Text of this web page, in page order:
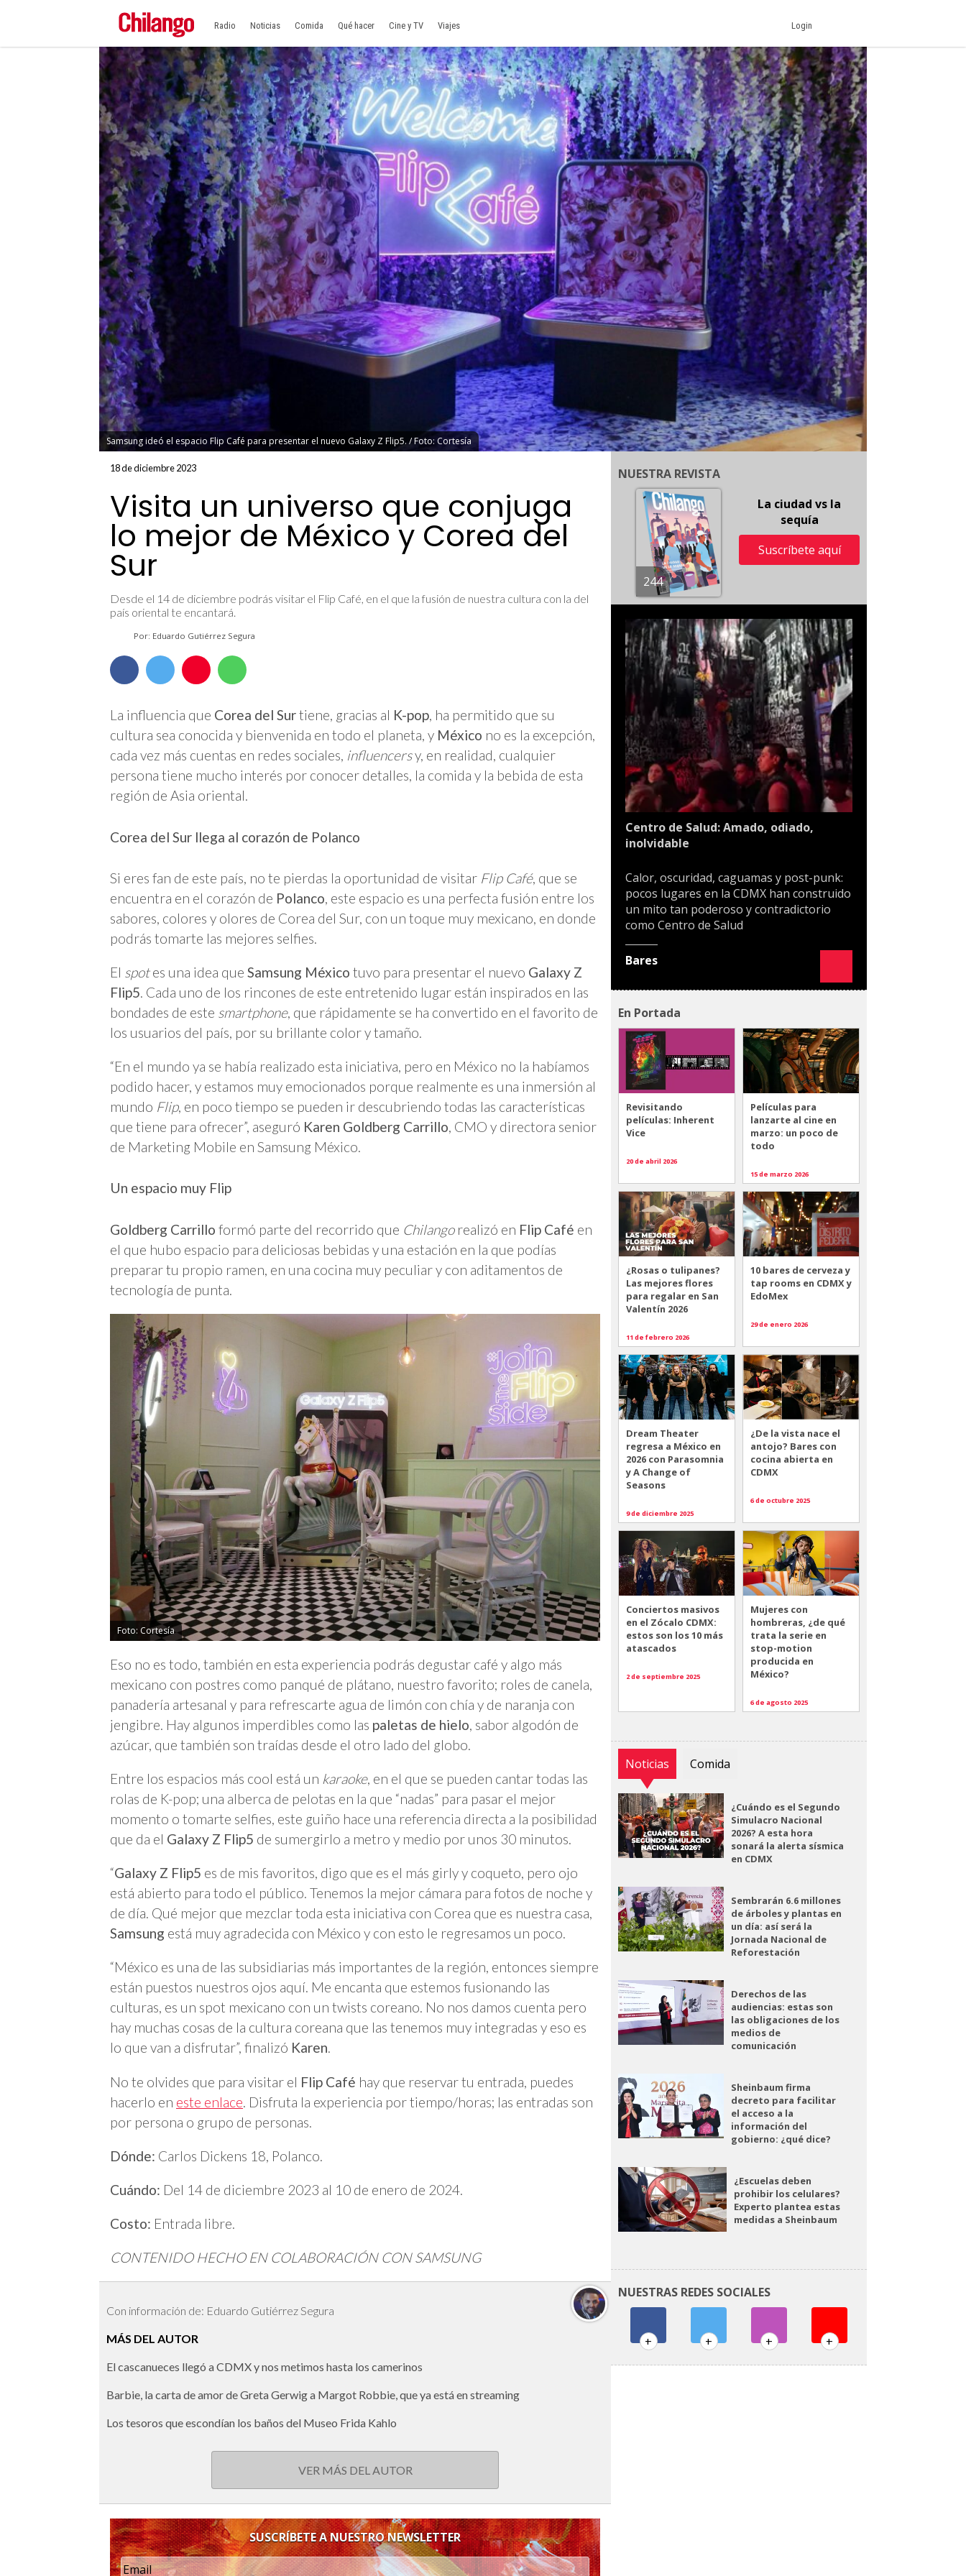
Radio Noticias Comida Qué hacer Cine y TV Viajes Login
Samsung ideó el espacio Flip Café para presentar el nuevo Galaxy Z Flip5. / Foto: Cortesía
18 de diciembre 2023
Visita un universo que conjuga
lo mejor de México y Corea del
Sur
Desde el 14 de diciembre podrás visitar el Flip Café, en el que la fusión de nuestra cultura con la del
país oriental te encantará.
Por: Eduardo Gutiérrez Segura
La influencia que Corea del Surtiene, gracias al K-pop, ha permitido que su
cultura sea conocida y bienvenida en todo el planeta, y México no es la excepción,
cada vez más cuentas en redes sociales, influencersy, en realidad, cualquier
persona tiene mucho interés por conocer detalles, la comida y la bebida de esta
región de Asia oriental.
Corea del Sur llega al corazón de Polanco
Si eres fan de este país, no te pierdas la oportunidad de visitar Flip Café, que se
encuentra en el corazón de Polanco, este espacio es una perfecta fusión entre los
sabores, colores y olores de Corea del Sur, con un toque muy mexicano, en donde
podrás tomarte las mejores selfies.
El spotes una idea que Samsung México tuvo para presentar el nuevo Galaxy Z
Flip5. Cada uno de los rincones de este entretenido lugar están inspirados en las
bondades de este smartphone, que rápidamente se ha convertido en el favorito de
los usuarios del país, por su brillante color y tamaño.
“En el mundo ya se había realizado esta iniciativa, pero en México no la habíamos
podido hacer, y estamos muy emocionados porque realmente es una inmersión al
mundo Flip, en poco tiempo se pueden ir descubriendo todas las características
que tiene para ofrecer”, aseguró Karen Goldberg Carrillo, CMO y directora senior
de Marketing Mobile en Samsung México.
Un espacio muy Flip
Goldberg Carrillo formó parte del recorrido que Chilangorealizó en Flip Café en
el que hubo espacio para deliciosas bebidas y una estación en la que podías
preparar tu propio ramen, en una cocina muy peculiar y con aditamentos de
tecnología de punta.
Foto: Cortesía
Eso no es todo, también en esta experiencia podrás degustar café y algo más
mexicano con postres como panqué de plátano, nuestro favorito; roles de canela,
panadería artesanal y para refrescarte agua de limón con chía y de naranja con
jengibre. Hay algunos imperdibles como las paletas de hielo, sabor algodón de
azúcar, que también son traídas desde el otro lado del globo.
Entre los espacios más cool está un karaoke, en el que se pueden cantar todas las
rolas de K-pop; una alberca de pelotas en la que “nadas” para pasar el mejor
momento o tomarte selfies, este guiño hace una referencia directa a la posibilidad
que da el Galaxy Z Flip5 de sumergirlo a metro y medio por unos 30 minutos.
“Galaxy Z Flip5 es de mis favoritos, digo que es el más girly y coqueto, pero ojo
está abierto para todo el público. Tenemos la mejor cámara para fotos de noche y
de día. Qué mejor que mezclar toda esta iniciativa con Corea que es nuestra casa,
Samsung está muy agradecida con México y con esto le regresamos un poco.
“México es una de las subsidiarias más importantes de la región, entonces siempre
están puestos nuestros ojos aquí. Me encanta que estemos fusionando las
culturas, es un spot mexicano con un twists coreano. No nos damos cuenta pero
hay muchas cosas de la cultura coreana que las tenemos muy integradas y eso es
lo que van a disfrutar”, finalizó Karen.
No te olvides que para visitar el Flip Café hay que reservar tu entrada, puedes
hacerlo en este enlace . Disfruta la experiencia por tiempo/horas; las entradas son
por persona o grupo de personas.
Dónde: Carlos Dickens 18, Polanco.
Cuándo: Del 14 de diciembre 2023 al 10 de enero de 2024.
Costo: Entrada libre.
CONTENIDO HECHO EN COLABORACIÓN CON SAMSUNG
Con información de: Eduardo Gutiérrez Segura
MÁS DEL AUTOR
El cascanueces llegó a CDMX y nos metimos hasta los camerinos
Barbie, la carta de amor de Greta Gerwig a Margot Robbie, que ya está en streaming
Los tesoros que escondían los baños del Museo Frida Kahlo
VER MÁS DEL AUTOR
SUSCRÍBETE A NUESTRO NEWSLETTER
NUESTRA REVISTA
244
La ciudad vs la
sequía
Suscríbete aquí
Centro de Salud: Amado, odiado,
inolvidable
Calor, oscuridad, caguamas y post-punk:
pocos lugares en la CDMX han construido
un mito tan poderoso y contradictorio
como Centro de Salud
Bares
En Portada
Revisitando
películas: Inherent
Vice
20 de abril 2026
Películas para
lanzarte al cine en
marzo: un poco de
todo
15 de marzo 2026
¿Rosas o tulipanes?
Las mejores flores
para regalar en San
Valentín 2026
11 de febrero 2026
10 bares de cerveza y
tap rooms en CDMX y
EdoMex
29 de enero 2026
Dream Theater
regresa a México en
2026 con Parasomnia
y A Change of
Seasons
9 de diciembre 2025
¿De la vista nace el
antojo? Bares con
cocina abierta en
CDMX
6 de octubre 2025
Conciertos masivos
en el Zócalo CDMX:
estos son los 10 más
atascados
2 de septiembre 2025
Mujeres con
hombreras, ¿de qué
trata la serie en
stop-motion
producida en
México?
6 de agosto 2025
Noticias Comida
¿Cuándo es el Segundo
Simulacro Nacional
2026? A esta hora
sonará la alerta sísmica
en CDMX
Sembrarán 6.6 millones
de árboles y plantas en
un día: así será la
Jornada Nacional de
Reforestación
Derechos de las
audiencias: estas son
las obligaciones de los
medios de
comunicación
Sheinbaum firma
decreto para facilitar
el acceso a la
información del
gobierno: ¿qué dice?
¿Escuelas deben
prohibir los celulares?
Experto plantea estas
medidas a Sheinbaum
NUESTRAS REDES SOCIALES
+ + + +